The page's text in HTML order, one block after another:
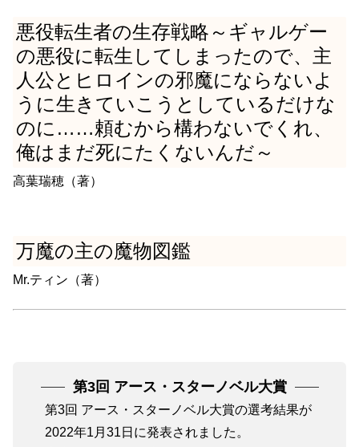
悪役転生者の生存戦略～ギャルゲー
の悪役に転生してしまったので、主
人公とヒロインの邪魔にならないよ
うに生きていこうとしているだけな
のに……頼むから構わないでくれ、
俺はまだ死にたくないんだ～
高葉瑞穂（著）
万魔の主の魔物図鑑
Mr.ティン（著）
第3回 アース・スターノベル大賞
第3回 アース・スターノベル大賞の選考結果が
2022年1月31日に発表されました。